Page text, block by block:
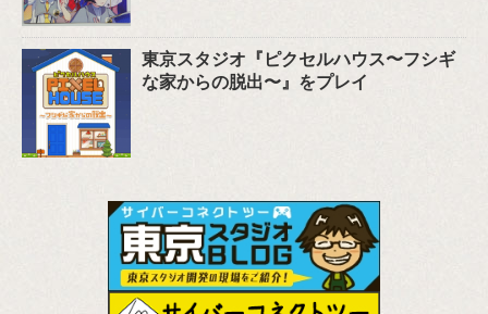
東京スタジオ『ピクセルハウス〜フシギ
な家からの脱出〜』をプレイ